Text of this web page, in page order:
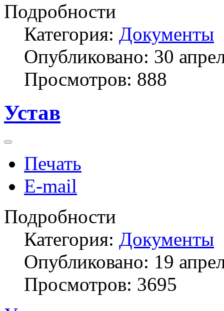
Подробности
Категория: Документы
Опубликовано: 30
Просмотров: 888
Устав
Печать
E-mail
Подробности
Категория: Документы
Опубликовано: 19
Просмотров: 3695